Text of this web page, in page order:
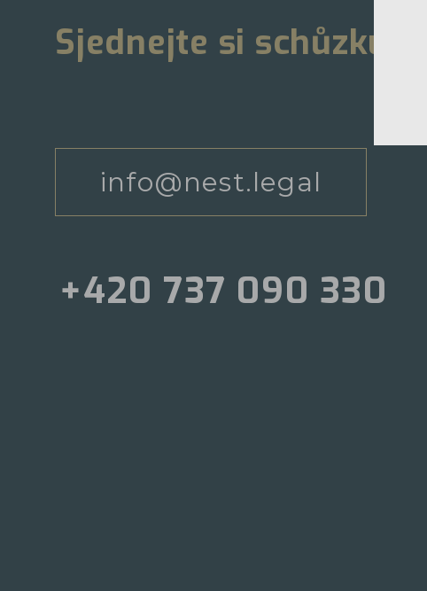
Sjednejte si schůzku
info@nest.legal
+420 737 090 330